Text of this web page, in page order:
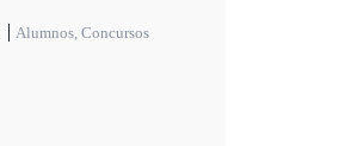
Alumnos, Concursos